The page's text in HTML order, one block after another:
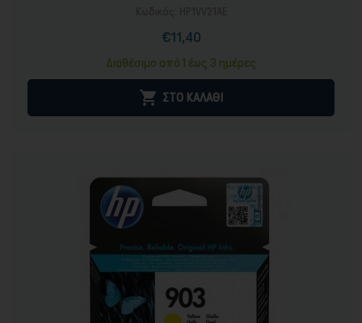
Τιμή
€11,40Κανονική
Διαθέσιμο από 1 έως 3 ημέρες
 ΣΤΟ ΚΑΛΑΘΙ